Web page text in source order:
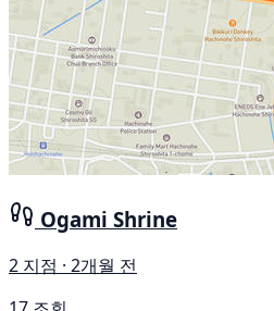
Ogami Shrine
2 지점 · 2개월 전